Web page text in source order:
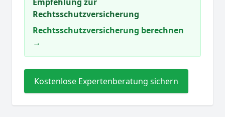
Rechtsschutzversicherung
Rechtsschutzversicherung berechnen
→
Kostenlose Expertenberatung sichern